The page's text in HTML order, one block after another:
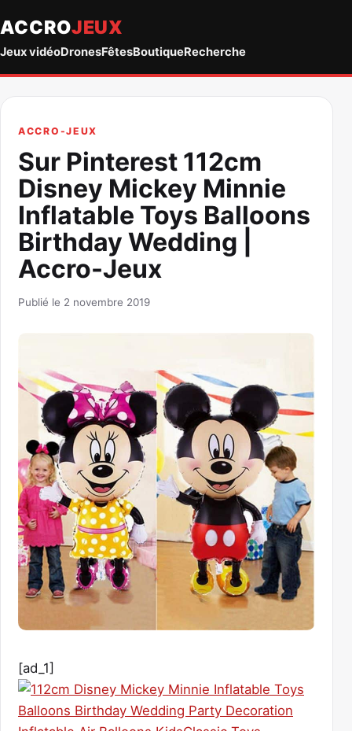
ACCROJEUX
Jeux vidéoDronesFêtesBoutiqueRecherche
ACCRO-JEUX
Sur Pinterest 112cm
Disney Mickey Minnie
Inflatable Toys Balloons
Birthday Wedding |
Accro-Jeux
Publié le 2 novembre 2019
[ad_1]